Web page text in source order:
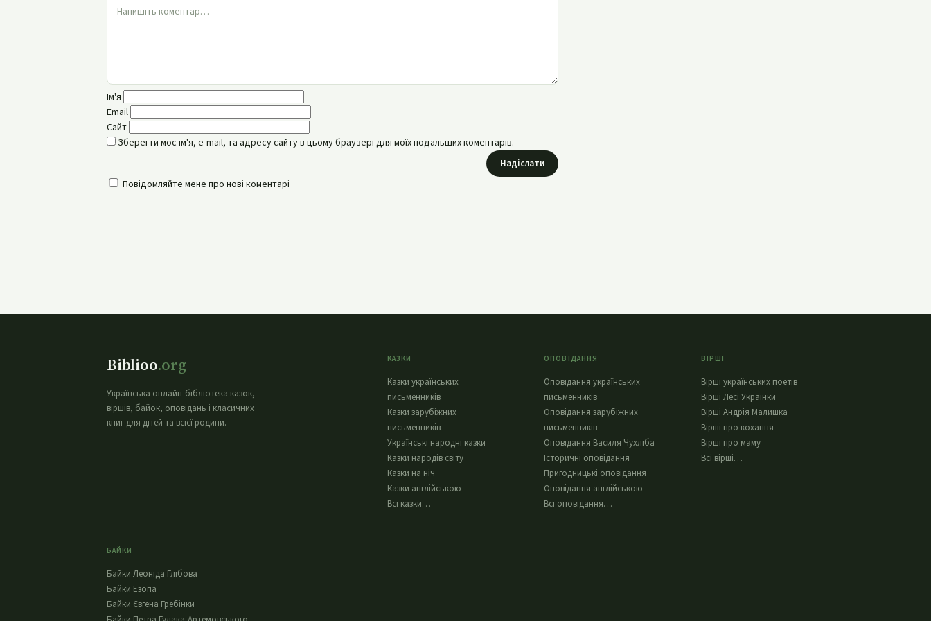
Ім'я
Email
Сайт
Зберегти моє ім'я, e-mail, та адресу сайту в цьому браузері для моїх подальших коментарів.
Надіслати
Повідомляйте мене про нові коментарі
Biblioo.org
Українська онлайн-бібліотека казок,
віршів, байок, оповідань і класичних
книг для дітей та всієї родини.
КАЗКИ
Казки українських
письменників
Казки зарубіжних
письменників
Українські народні казки
Казки народів світу
Казки на ніч
Казки англійською
Всі казки…
ОПОВІДАННЯ
Оповідання українських
письменників
Оповідання зарубіжних
письменників
Оповідання Василя Чухліба
Історичні оповідання
Пригодницькі оповідання
Оповідання англійською
Всі оповідання…
ВІРШІ
Вірші українських поетів
Вірші Лесі Українки
Вірші Андрія Малишка
Вірші про кохання
Вірші про маму
Всі вірші…
БАЙКИ
Байки Леоніда Глібова
Байки Езопа
Байки Євгена Гребінки